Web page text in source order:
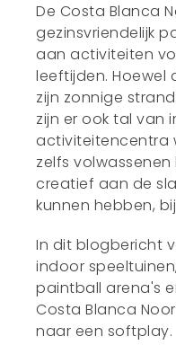
De Costa Blanca
gezinsvriendelijk
aan activiteiten
leeftijden. Hoewel
zijn zonnige
zijn er ook tal van
activiteitencentra
zelfs volwassenen
creatief aan de
kunnen hebben,
In dit blogbericht
indoor
paintball arena's
Costa Blanca
naar een softplay.